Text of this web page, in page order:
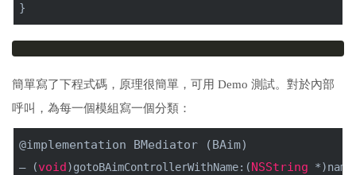
}
簡單寫了下程式碼，原理很簡單，可用 Demo 測試。對於內部
呼叫，為每一個模組寫一個分類：
@implementation BMediator (BAim)
– (void)gotoBAimControllerWithName:(NSString